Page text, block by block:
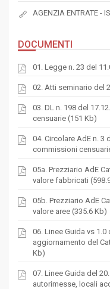
AGENZIA ENTRATE -
DOCUMENTI
01. Legge n. 23 del
02. Atti seminario del
03. DL n. 198 del
censuarie (151 Kb)
04. Circolare AdE n. 3
commissioni
05a. Prezziario AdE
valore fabbricati
05b. Prezziario AdE
valore aree (335.6 Kb)
06. Linee Guida vs
aggiornamento del
Kb)
07. Linee Guida del
autorimesse, locali